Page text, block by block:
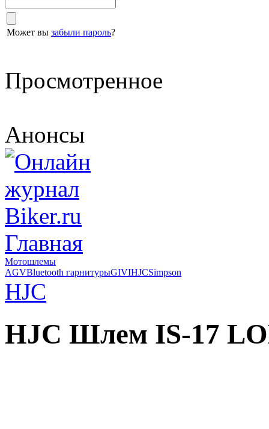
Может вы забыли пароль?
Просмотренное
Анонсы
Главная
Мотошлемы
AGVBluetooth гарнитурыGIVIHJCSimpson
HJC
HJC Шлем IS-17